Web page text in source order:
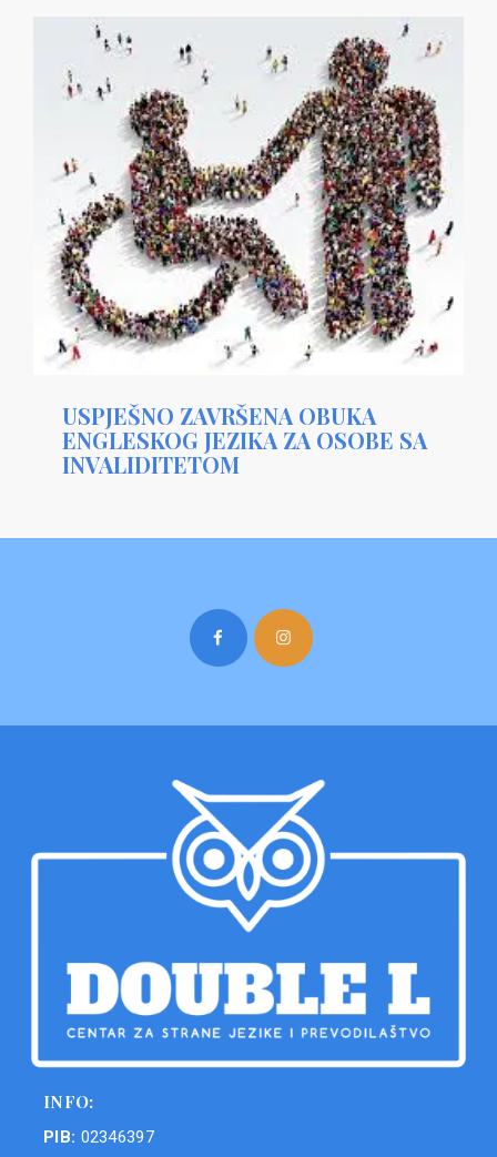
USPJEŠNO ZAVRŠENA OBUKA
ENGLESKOG JEZIKA ZA OSOBE SA
INVALIDITETOM
INFO:
PIB: 02346397